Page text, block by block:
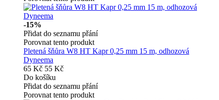
-15%
Přidat do seznamu přání
Porovnat tento produkt
Pletená šňůra W8 HT Kapr 0,25 mm 15 m, odhozová
Dyneema
65 Kč 55 Kč
Do košíku
Přidat do seznamu přání
Porovnat tento produkt